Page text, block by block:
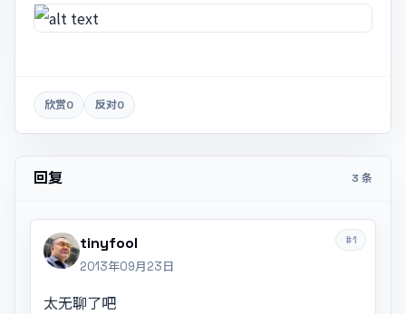
欣赏0 反对0
回复 3 条
#1
tinyfool
2013年09月23日
太无聊了吧